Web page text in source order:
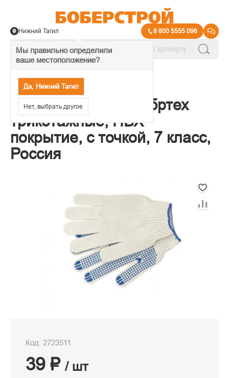
Мы правильно определили
ваше местоположение?
Да, Нижний Тагил
Нет, выбрать другое
Нижний Тагил 8 800 5555 096
67703 Перчатки Сибртех
трикотажные, ПВХ
покрытие, с точкой, 7 класс,
Россия
Код: 2723511
39 ₽ / шт